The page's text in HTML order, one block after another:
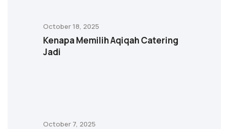
October 18, 2025
Kenapa Memilih Aqiqah Catering
Jadi
October 7, 2025